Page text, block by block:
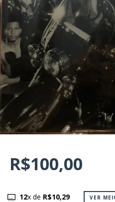
1/
R$100,00
12x de R$10,29 VER